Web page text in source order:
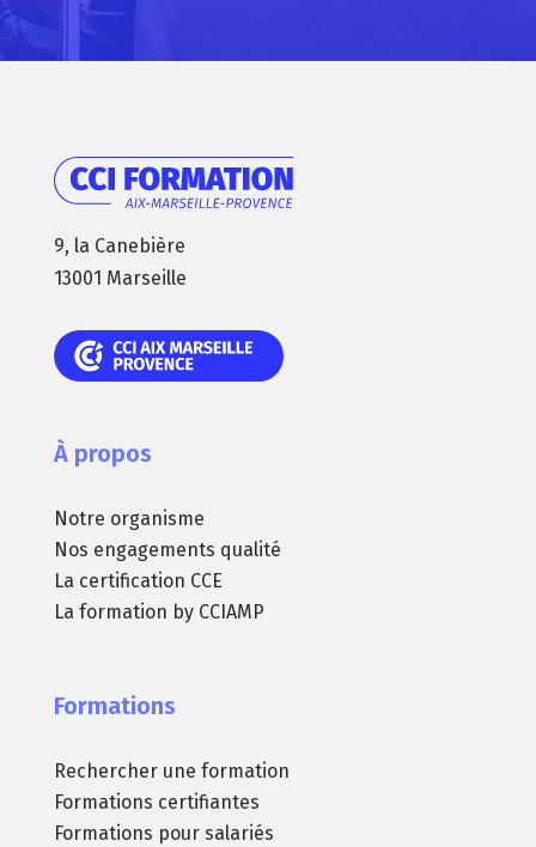
9, la Canebière
13001 Marseille
À propos
Notre organisme
Nos engagements qualité
La certification CCE
La formation by CCIAMP
Formations
Rechercher une formation
Formations certifiantes
Formations pour salariés